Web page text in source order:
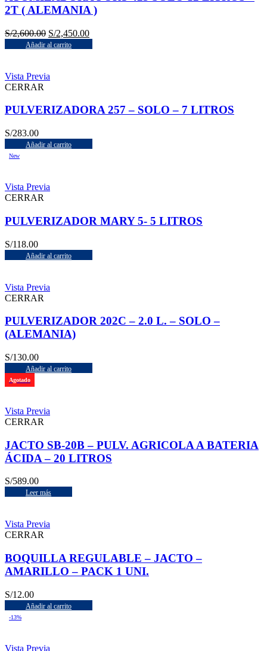
2T ( ALEMANIA )
S/2,600.00 S/2,450.00
Añadir al carrito
Vista Previa
CERRAR
PULVERIZADORA 257 – SOLO – 7 LITROS
S/283.00
Añadir al carrito
New
Vista Previa
CERRAR
PULVERIZADOR MARY 5- 5 LITROS
S/118.00
Añadir al carrito
Vista Previa
CERRAR
PULVERIZADOR 202C – 2.0 L. – SOLO –
(ALEMANIA)
S/130.00
Añadir al carrito
Agotado
Vista Previa
CERRAR
JACTO SB-20B – PULV. AGRICOLA A BATERIA
ÁCIDA – 20 LITROS
S/589.00
Leer más
Vista Previa
CERRAR
BOQUILLA REGULABLE – JACTO –
AMARILLO – PACK 1 UNI.
S/12.00
Añadir al carrito
-13%
Vista Previa